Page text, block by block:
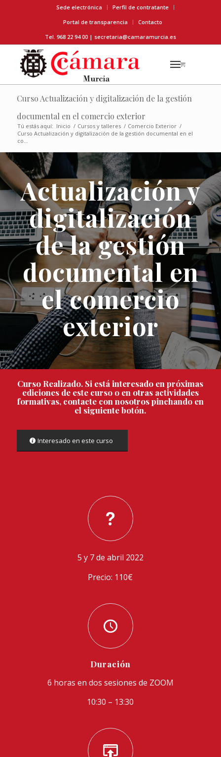
Sede electrónica
Perfil de contratante
Portal de transparencia
Contacto
Tel. 968 22 94 00 | secretaria@camaramurcia.es
Curso Actualización y digitalización de la gestión
documental en el comercio exterior
Tú estás aquí: Inicio / Cursos y talleres / Comercio Exterior /
Curso Actualización y digitalización de la gestión documental en el
co...
Actualización y
digitalización
de la gestión
documental en
el comercio
exterior
Curso Realizado. Si está interesado en próximas
ediciones de este curso o en otras actividades
formativas, contacte con nosotros pinchando en
el siguiente botón.
Interesado en este curso
5 y 7 de abril 2022
Precio: 110€
Duración
6 horas en dos sesiones de ZOOM
10:30 – 13:30